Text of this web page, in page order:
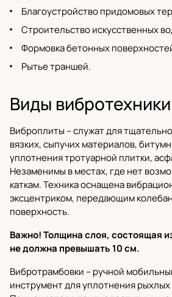
Благоустройство придомовых
Строительство искусственных
Формовка бетонных
Рытье траншей.
Виды вибротехники
Виброплиты – служат для
вязких, сыпучих материалов,
уплотнения тротуарной плитки,
Незаменимы в местах, где нет
каткам. Техника оснащена
эксцентриком, передающим
поверхность.
Важно! Толщина слоя, состоящая
не должна превышать 10 см.
Вибротрамбовки – ручной
инструмент для уплотнения рыхлых